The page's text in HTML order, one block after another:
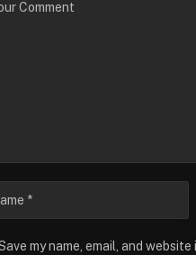
my name, email, and